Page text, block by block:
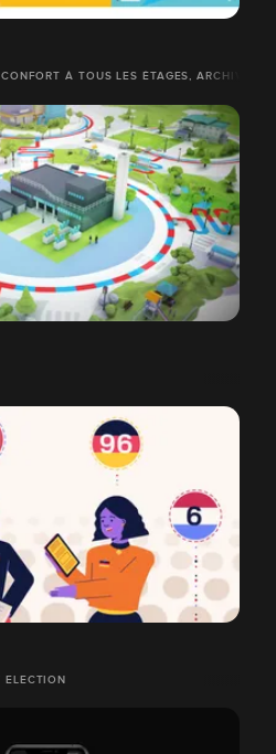
À TOUS LES ÉTAGES, ARCHIVES
ELECTION